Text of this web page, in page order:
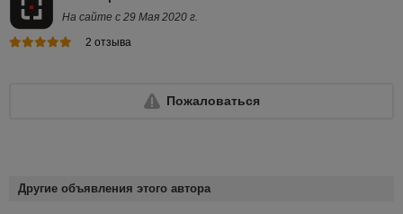
На сайте с 29 Мая 2020 г.
2 отзыва
Пожаловаться
Другие объявления этого автора